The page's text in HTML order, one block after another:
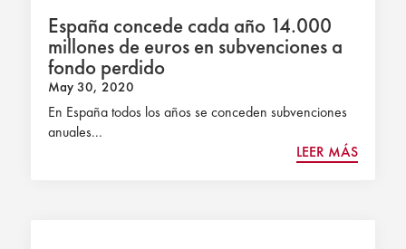
España concede cada año 14.000
millones de euros en subvenciones a
fondo perdido
May 30, 2020
En España todos los años se conceden subvenciones
anuales...
LEER MÁS